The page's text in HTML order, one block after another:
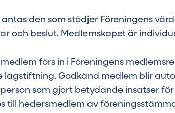
den som stödjer Föreningens
och beslut. Medlemskapet är
förs in i Föreningens
lagstiftning. Godkänd medlem blir
person som gjort betydande insatser
till hedersmedlem av